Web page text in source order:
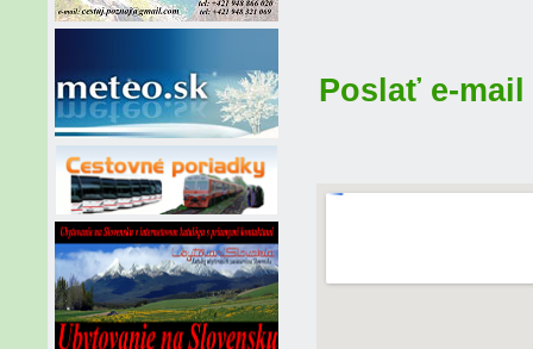
Poslať e-mail